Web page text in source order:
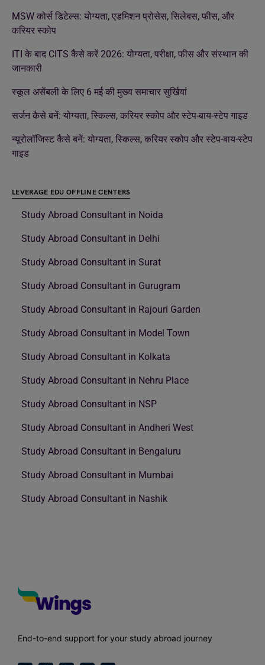
MSW कोर्स डिटेल्स: योग्यता, एडमिशन प्रोसेस, सिलेबस, फीस, और
करियर स्कोप
ITI के बाद CITS कैसे करें 2026: योग्यता, परीक्षा, फीस और संस्थान की
जानकारी
स्कूल असेंबली के लिए 6 मई की मुख्य समाचार सुर्खियां
सर्जन कैसे बनें: योग्यता, स्किल्स, करियर स्कोप और स्टेप-बाय-स्टेप गाइड
न्यूरोलॉजिस्ट कैसे बनें: योग्यता, स्किल्स, करियर स्कोप और स्टेप-बाय-स्टेप
गाइड
LEVERAGE EDU OFFLINE CENTERS
Study Abroad Consultant in Noida
Study Abroad Consultant in Delhi
Study Abroad Consultant in Surat
Study Abroad Consultant in Gurugram
Study Abroad Consultant in Rajouri Garden
Study Abroad Consultant in Model Town
Study Abroad Consultant in Kolkata
Study Abroad Consultant in Nehru Place
Study Abroad Consultant in NSP
Study Abroad Consultant in Andheri West
Study Abroad Consultant in Bengaluru
Study Abroad Consultant in Mumbai
Study Abroad Consultant in Nashik
End-to-end support for your study abroad journey